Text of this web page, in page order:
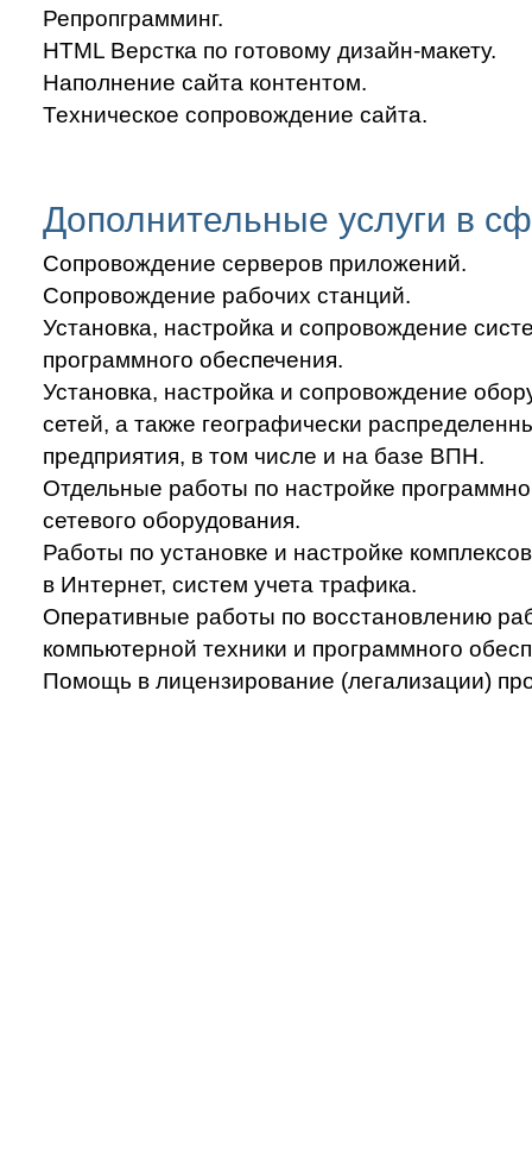
Репропграмминг.
HTML Верстка по готовому дизайн-макету.
Наполнение сайта контентом.
Техническое сопровождение сайта.
Дополнительные услуги в
Сопровождение серверов приложений.
Сопровождение рабочих станций.
Установка, настройка и сопровождение
программного обеспечения.
Установка, настройка и сопровождение
сетей, а также географически
предприятия, в том числе и на базе ВПН.
Отдельные работы по настройке
сетевого оборудования.
Работы по установке и настройке
в Интернет, систем учета трафика.
Оперативные работы по восстановлению
компьютерной техники и программного
Помощь в лицензирование (легализации)